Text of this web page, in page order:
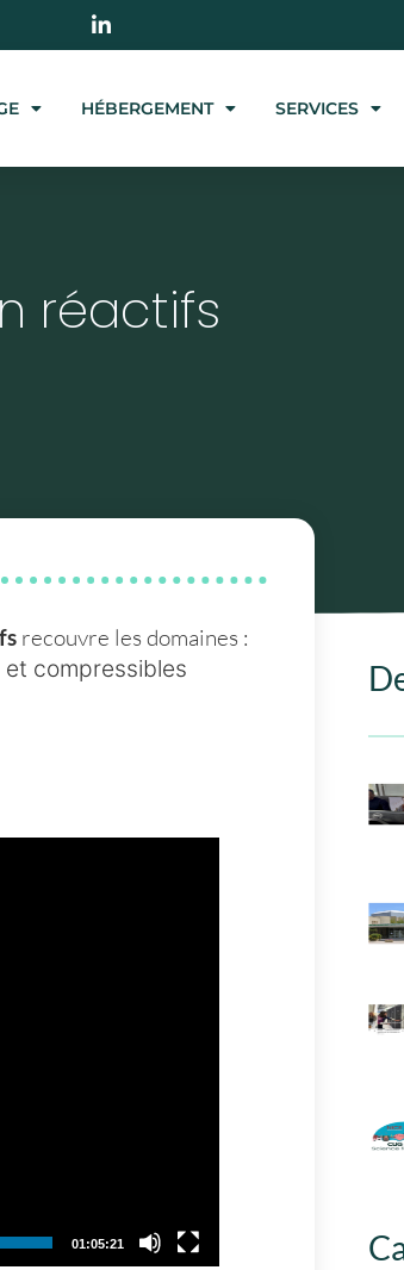
HÉBERGEMENT SERVICES
réactifs
recouvre les domaines :
compressibles
01:05:21